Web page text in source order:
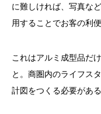
に難しければ、写真な
用することでお客の利
これはアルミ成型品だ
と。商圏内のライフス
計図をつくる必要がある